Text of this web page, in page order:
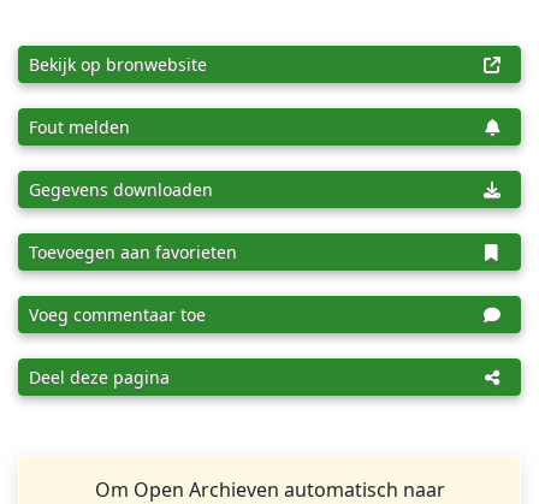
Bekijk op bronwebsite
Fout melden
Gegevens downloaden
Toevoegen aan favorieten
Voeg commentaar toe
Deel deze pagina
Om Open Archieven automatisch naar